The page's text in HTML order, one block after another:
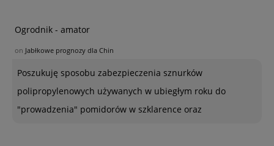
Ogrodnik - amator
on Jabłkowe prognozy dla Chin
Poszukuję sposobu zabezpieczenia sznurków
polipropylenowych używanych w ubiegłym roku do
"prowadzenia" pomidorów w szklarence oraz